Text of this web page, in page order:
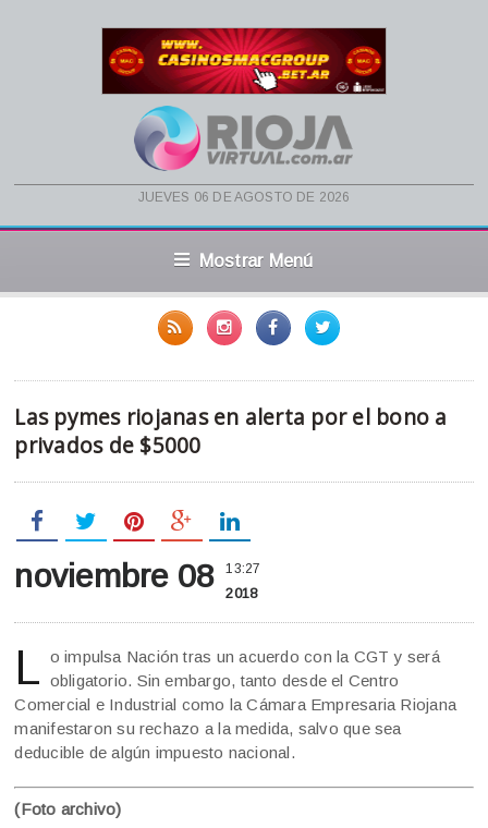
jueves 06 de agosto de 2026
Mostrar Menú
Las pymes riojanas en alerta por el bono a
privados de $5000
noviembre 08 13:27
2018
L o impulsa Nación tras un acuerdo con la CGT y será
obligatorio. Sin embargo, tanto desde el Centro
Comercial e Industrial como la Cámara Empresaria Riojana
manifestaron su rechazo a la medida, salvo que sea
deducible de algún impuesto nacional.
(Foto archivo)